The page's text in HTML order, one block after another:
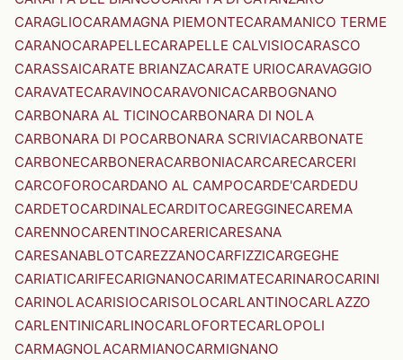
CARAGLIOCARAMAGNA PIEMONTECARAMANICO TERME
CARANOCARAPELLECARAPELLE CALVISIOCARASCO
CARASSAICARATE BRIANZACARATE URIOCARAVAGGIO
CARAVATECARAVINOCARAVONICACARBOGNANO
CARBONARA AL TICINOCARBONARA DI NOLA
CARBONARA DI POCARBONARA SCRIVIACARBONATE
CARBONECARBONERACARBONIACARCARECARCERI
CARCOFOROCARDANO AL CAMPOCARDE'CARDEDU
CARDETOCARDINALECARDITOCAREGGINECAREMA
CARENNOCARENTINOCARERICARESANA
CARESANABLOTCAREZZANOCARFIZZICARGEGHE
CARIATICARIFECARIGNANOCARIMATECARINAROCARINI
CARINOLACARISIOCARISOLOCARLANTINOCARLAZZO
CARLENTINICARLINOCARLOFORTECARLOPOLI
CARMAGNOLACARMIANOCARMIGNANO